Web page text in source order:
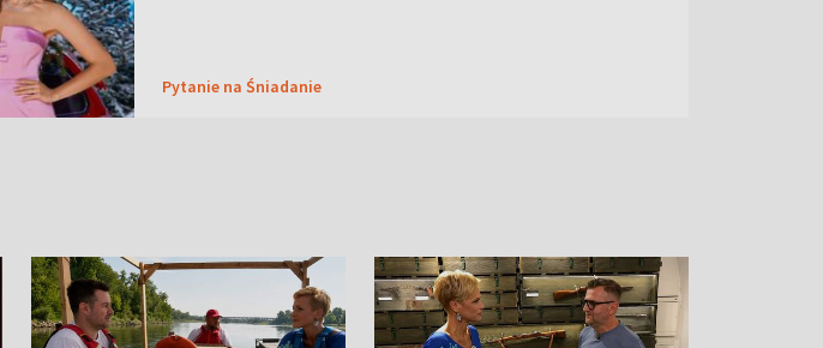
Pytanie na Śniadanie